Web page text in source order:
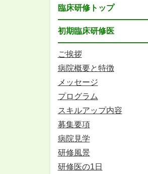
臨床研修トップ
初期臨床研修医
ご挨拶
病院概要と特徴
メッセージ
プログラム
スキルアップ内容
募集要項
病院見学
研修風景
研修医の1日